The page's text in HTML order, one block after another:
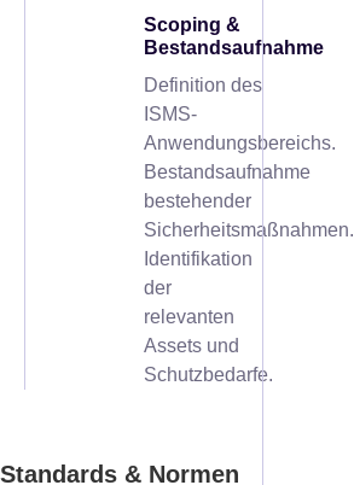
Scoping &
Bestandsaufnahme
Definition des
ISMS-
Anwendungsbereichs.
Bestandsaufnahme
bestehender
Sicherheitsmaßnahmen.
Identifikation
der
relevanten
Assets und
Schutzbedarfe.
Standards & Normen